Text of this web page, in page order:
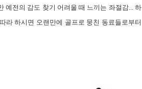
예전의 감도 찾기 어려울 때 느끼는 좌절감...하
라 하시면 오랜만에 골프로 뭉친 동료들로부터